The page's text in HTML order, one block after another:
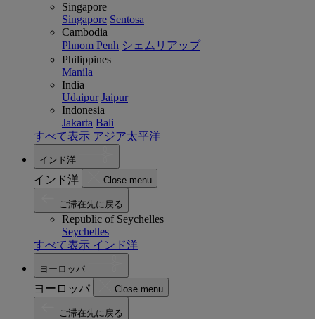
Singapore
Singapore Sentosa
Cambodia
Phnom Penh シェムリアップ
Philippines
Manila
India
Udaipur Jaipur
Indonesia
Jakarta Bali
すべて表示 アジア太平洋
インド洋
インド洋 Close menu
ご滞在先に戻る
Republic of Seychelles
Seychelles
すべて表示 インド洋
ヨーロッパ
ヨーロッパ Close menu
ご滞在先に戻る